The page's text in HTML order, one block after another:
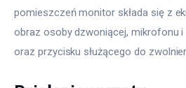
pomieszczeń monitor składa się z
obraz osoby dzwoniącej, mikrofonu
oraz przycisku służącego do